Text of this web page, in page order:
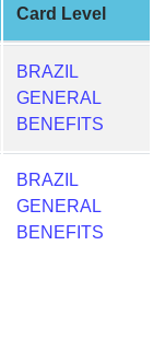
Card Level
BRAZIL
GENERAL
BENEFITS
BRAZIL
GENERAL
BENEFITS